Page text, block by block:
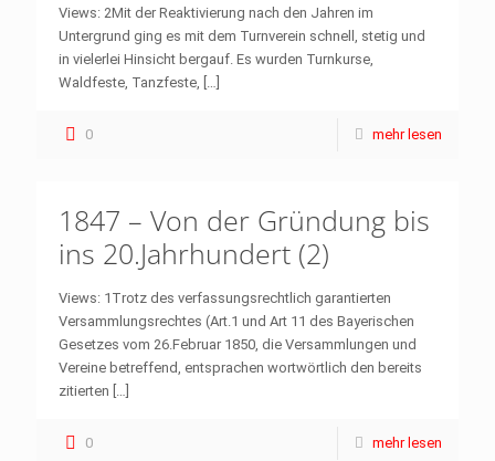
Views: 2Mit der Reaktivierung nach den Jahren im
Untergrund ging es mit dem Turnverein schnell, stetig und
in vielerlei Hinsicht bergauf. Es wurden Turnkurse,
Waldfeste, Tanzfeste, […]
0 mehr lesen
1847 – Von der Gründung bis
ins 20.Jahrhundert (2)
Views: 1Trotz des verfassungsrechtlich garantierten
Versammlungsrechtes (Art.1 und Art 11 des Bayerischen
Gesetzes vom 26.Februar 1850, die Versammlungen und
Vereine betreffend, entsprachen wortwörtlich den bereits
zitierten […]
0 mehr lesen